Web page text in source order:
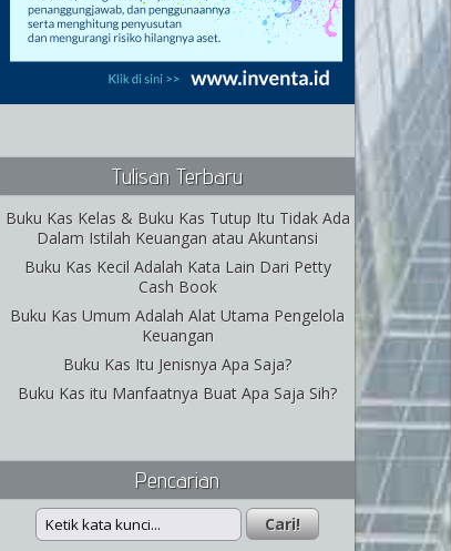
Tulisan Terbaru
Buku Kas Kelas & Buku Kas Tutup Itu Tidak Ada
Dalam Istilah Keuangan atau Akuntansi
Buku Kas Kecil Adalah Kata Lain Dari Petty
Cash Book
Buku Kas Umum Adalah Alat Utama Pengelola
Keuangan
Buku Kas Itu Jenisnya Apa Saja?
Buku Kas itu Manfaatnya Buat Apa Saja Sih?
Pencarian